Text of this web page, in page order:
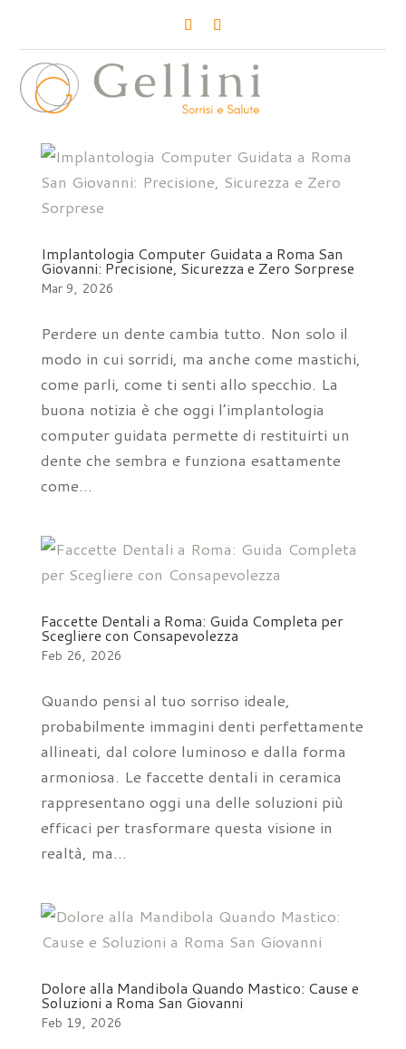
Implantologia Computer Guidata a Roma San
Giovanni: Precisione, Sicurezza e Zero Sorprese
Mar 9, 2026
Perdere un dente cambia tutto. Non solo il
modo in cui sorridi, ma anche come mastichi,
come parli, come ti senti allo specchio. La
buona notizia è che oggi l’implantologia
computer guidata permette di restituirti un
dente che sembra e funziona esattamente
come...
Faccette Dentali a Roma: Guida Completa per
Scegliere con Consapevolezza
Feb 26, 2026
Quando pensi al tuo sorriso ideale,
probabilmente immagini denti perfettamente
allineati, dal colore luminoso e dalla forma
armoniosa. Le faccette dentali in ceramica
rappresentano oggi una delle soluzioni più
efficaci per trasformare questa visione in
realtà, ma...
Dolore alla Mandibola Quando Mastico: Cause e
Soluzioni a Roma San Giovanni
Feb 19, 2026